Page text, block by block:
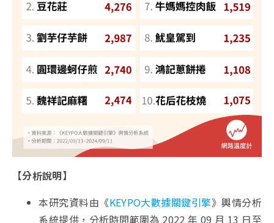
【分析說明】
本研究資料由《KEYPO大數據關鍵引擎》輿情分析
系統提供，分析時間範圍為 2022 年 09 月 13 日至